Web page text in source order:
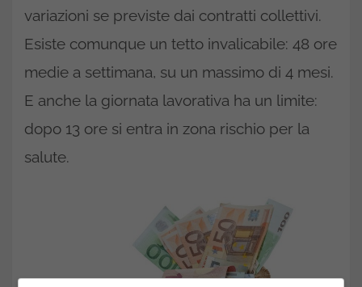
variazioni se previste dai contratti collettivi.
Esiste comunque un tetto invalicabile: 48 ore
medie a settimana, su un massimo di 4 mesi.
E anche la giornata lavorativa ha un limite:
dopo 13 ore si entra in zona rischio per la
salute.